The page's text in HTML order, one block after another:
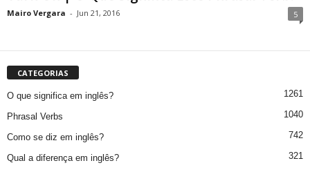
Mairo Vergara - Jun 21, 2016 5
CATEGORIAS
O que significa em inglês? 1261
Phrasal Verbs 1040
Como se diz em inglês? 742
Qual a diferença em inglês? 321